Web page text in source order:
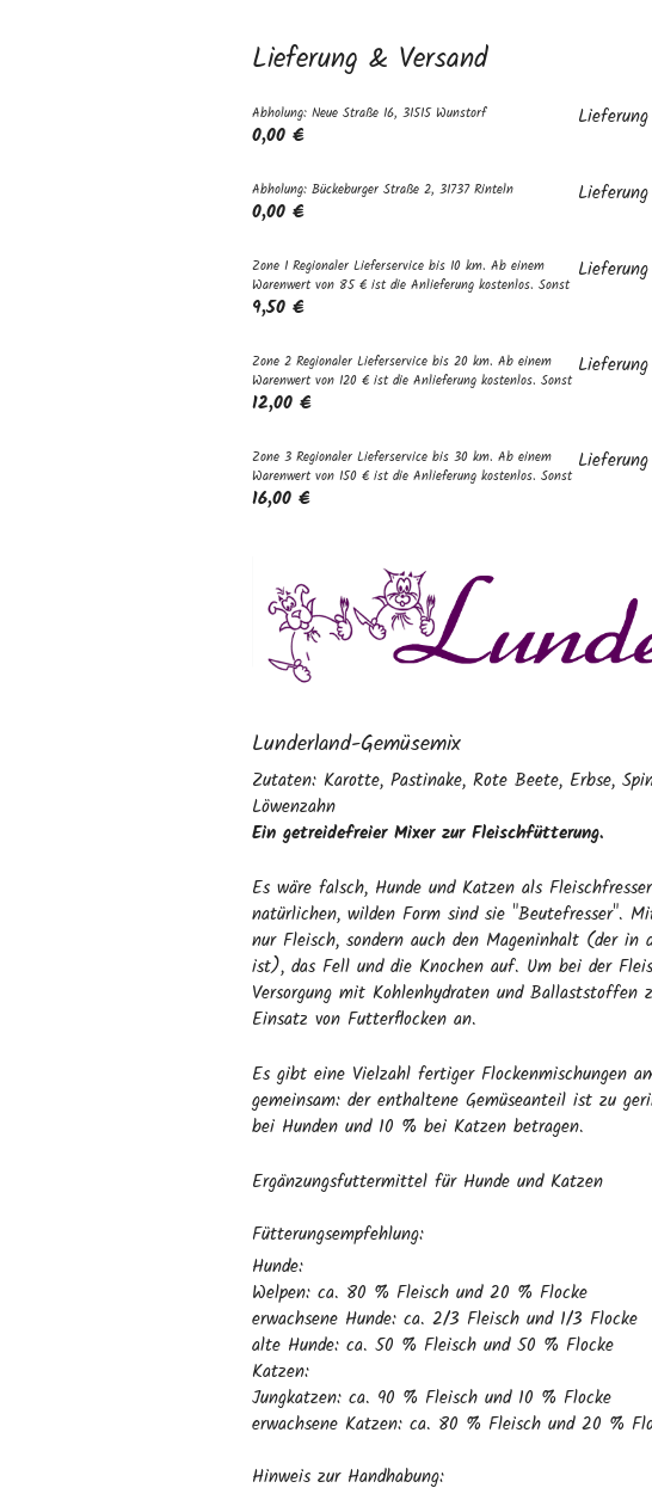
Lieferung & Versand
Abholung: Neue Straße 16, 31515 Wunstorf
0,00 €
Abholung: Bückeburger Straße 2, 31737 Rinteln
0,00 €
Zone 1 Regionaler Lieferservice bis 10 km. Ab einem
Warenwert von 85 € ist die Anlieferung kostenlos. Sonst
9,50 €
Zone 2 Regionaler Lieferservice bis 20 km. Ab einem
Warenwert von 120 € ist die Anlieferung kostenlos. Sonst
12,00 €
Zone 3 Regionaler Lieferservice bis 30 km. Ab einem
Warenwert von 150 € ist die Anlieferung kostenlos. Sonst
16,00 €
Lunderland-Gemüsemix
Zutaten: Karotte, Pastinake, Rote Beete, Erbse,
Löwenzahn
Ein getreidefreier Mixer zur Fleischfütterung.
Es wäre falsch, Hunde und Katzen als
natürlichen, wilden Form sind sie "Beutefresser".
nur Fleisch, sondern auch den Mageninhalt (der in
ist), das Fell und die Knochen auf. Um bei der
Versorgung mit Kohlenhydraten und Ballaststoffen
Einsatz von Futterflocken an.
Es gibt eine Vielzahl fertiger Flockenmischungen
gemeinsam: der enthaltene Gemüseanteil ist zu
bei Hunden und 10 % bei Katzen betragen.
Ergänzungsfuttermittel für Hunde und Katzen
Fütterungsempfehlung:
Hunde:
Welpen: ca. 80 % Fleisch und 20 % Flocke
erwachsene Hunde: ca. 2/3 Fleisch und 1/3 Flocke
alte Hunde: ca. 50 % Fleisch und 50 % Flocke
Katzen:
Jungkatzen: ca. 90 % Fleisch und 10 % Flocke
erwachsene Katzen: ca. 80 % Fleisch und 20 %
Hinweis zur Handhabung: